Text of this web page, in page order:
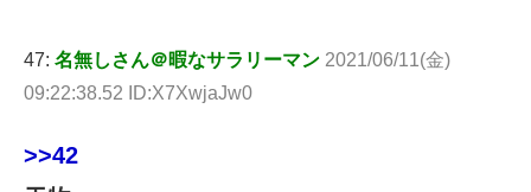
47: 名無しさん＠暇なサラリーマン 2021/06/11(金)
09:22:38.52 ID:X7XwjaJw0
>>42